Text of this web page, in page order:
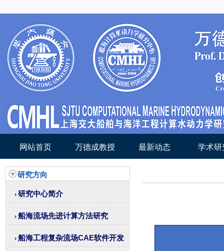
网站首页 万德成教授 最新动态 学术研
研究方向
研究中心简介
船海流场先进计算方法研究
船海工程复杂流场CAE软件开发